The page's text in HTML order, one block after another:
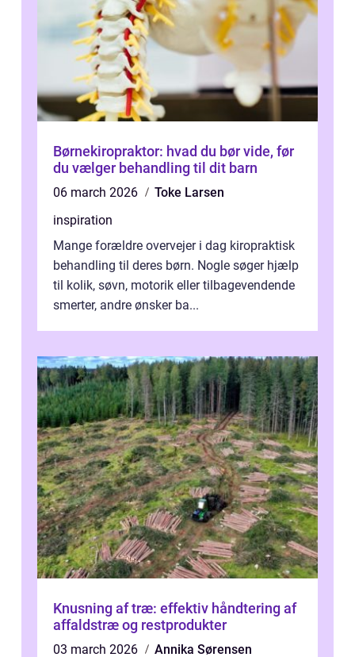
Børnekiropraktor: hvad du bør vide, før
du vælger behandling til dit barn
06 march 2026
Toke Larsen
inspiration
Mange forældre overvejer i dag kiropraktisk
behandling til deres børn. Nogle søger hjælp
til kolik, søvn, motorik eller tilbagevendende
smerter, andre ønsker ba...
Knusning af træ: effektiv håndtering af
affaldstræ og restprodukter
03 march 2026
Annika Sørensen